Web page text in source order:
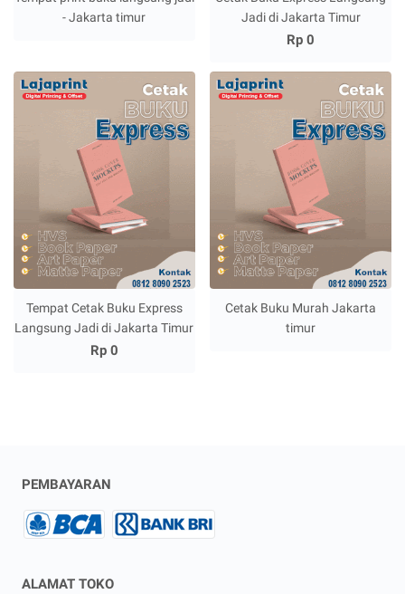
- Jakarta timur
Jadi di Jakarta Timur
Rp 0
Tempat Cetak Buku Express
Langsung Jadi di Jakarta Timur
Rp 0
Cetak Buku Murah Jakarta
timur
PEMBAYARAN
ALAMAT TOKO